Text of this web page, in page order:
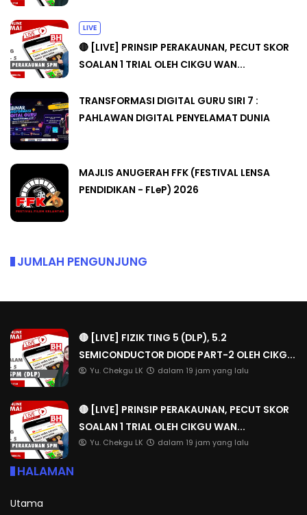
LIVE
🔴 [LIVE] PRINSIP PERAKAUNAN, PECUT SKOR
SOALAN 1 TRIAL OLEH CIKGU WAN...
TRANSFORMASI DIGITAL GURU SIRI 7 :
PAHLAWAN DIGITAL PENYELAMAT DUNIA
MAJLIS ANUGERAH FFK (FESTIVAL LENSA
PENDIDIKAN - FLeP) 2026
JUMLAH PENGUNJUNG
🔴 [LIVE] FIZIK TING 5 (DLP), 5.2
SEMICONDUCTOR DIODE PART-2 OLEH CIKG...
Yu. Chekgu LK dalam 19 jam yang lalu
🔴 [LIVE] PRINSIP PERAKAUNAN, PECUT SKOR
SOALAN 1 TRIAL OLEH CIKGU WAN...
Yu. Chekgu LK dalam 19 jam yang lalu
HALAMAN
Utama